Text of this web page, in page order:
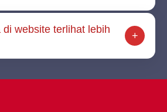
website terlihat lebih